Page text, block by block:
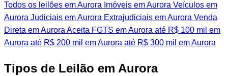
Todos os leilões em Aurora Imóveis em Aurora Veículos em
Aurora Judiciais em Aurora Extrajudiciais em Aurora Venda
Direta em Aurora Aceita FGTS em Aurora até R$ 100 mil em
Aurora até R$ 200 mil em Aurora até R$ 300 mil em Aurora
Tipos de Leilão em Aurora